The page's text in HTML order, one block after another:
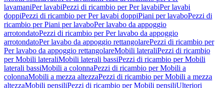
lavamaniPer lavabiPezzi di ricambio per Per lavabiPer lavabi
doppiPezzi di ricambio per Per lavabi doppiPiani per lavaboPezzi di
ricambio per Piani per lavaboPer lavabo da appoggio
arrotondatoPezzi di ricambio per Per lavabo da appoggio
arrotondatoPer lavabo da appoggio rettangolarePezzi di ricambio per
Per lavabo da appoggio rettangolareMobili lateraliPezzi di ricambio
per Mobili lateraliMobili laterali bassiPezzi di ricambio per Mobili
laterali bassiMobili a colonnaPezzi di ricambio per Mobili a
colonnaMobili a mezza altezzaPezzi di ricambio per Mobili a mezza
altezzaMobili pensiliPezzi di ricambio per Mobili pensiliUlteriori